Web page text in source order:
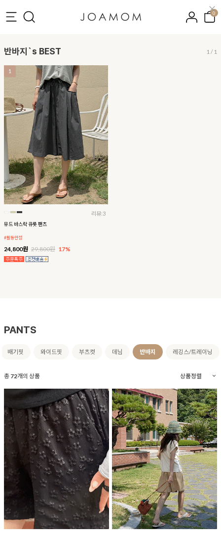
0
반바지`s BEST 1/ 1
1
리뷰:3
뮤드 바스락 큐롯 팬츠
#활동만점
24,800원 29,800원 17%
PANTS
배기핏 와이드핏 부츠컷 데님 반바지 레깅스/트레이닝
총 72개의 상품